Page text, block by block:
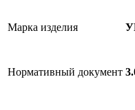
Марка изделия
Нормативный документ